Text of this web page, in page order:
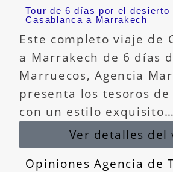
Tour de 6 días por el desierto
Casablanca a Marrakech
Este completo viaje de
a Marrakech de 6 días
Marruecos, Agencia
presenta los tesoros de
con un estilo exquisito…
Ver detalles del
Opiniones Agencia de